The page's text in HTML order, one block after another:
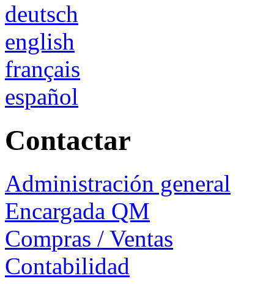
deutsch
english
français
español
Contactar
Administración general
Encargada QM
Compras / Ventas
Contabilidad